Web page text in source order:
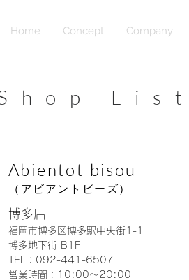
Home Concept Company
List
Shop List
Abientot bisou
（アビアントビーズ）
博多店
福岡市博多区博多駅中央街1-1
博多地下街 B1F
TEL：092-441-6507
営業時間：10:00〜20:00